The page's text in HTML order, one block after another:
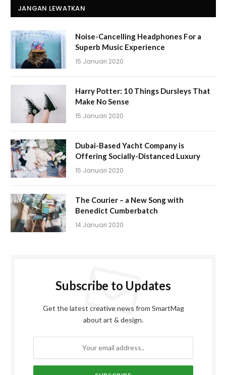
JANGAN LEWATKAN
Noise-Cancelling Headphones For a
Superb Music Experience
15 Januari 2020
Harry Potter: 10 Things Dursleys That
Make No Sense
15 Januari 2020
Dubai-Based Yacht Company is
Offering Socially-Distanced Luxury
15 Januari 2020
The Courier – a New Song with
Benedict Cumberbatch
14 Januari 2020
Subscribe to Updates
Get the latest creative news from SmartMag
about art & design.